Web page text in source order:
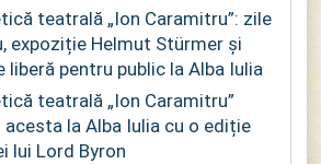
teatrală „Ion Caramitru”: zile
expoziție Helmut Stürmer și
liberă pentru public la Alba Iulia
teatrală „Ion Caramitru”
la Alba Iulia cu o ediție
lui Lord Byron